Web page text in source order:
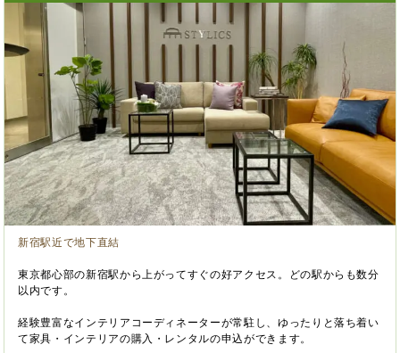
新宿駅近で地下直結
東京都心部の新宿駅から上がってすぐの好アクセス。どの駅からも数分
以内です。
経験豊富なインテリアコーディネーターが常駐し、ゆったりと落ち着い
て家具・インテリアの購入・レンタルの申込ができます。